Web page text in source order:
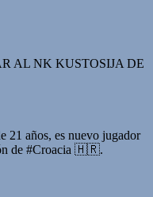
AL NK KUSTOSIJA DE
21 años, es nuevo jugador
de #Croacia 🇭🇷.